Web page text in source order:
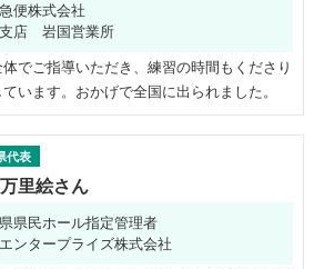
便株式会社
店 岩国営業所
でご指導いただき、練習の時間もくださり
います。おかげで全国に出られました。
代表
里絵さん
県民ホール指定管理者
ンタープライズ株式会社